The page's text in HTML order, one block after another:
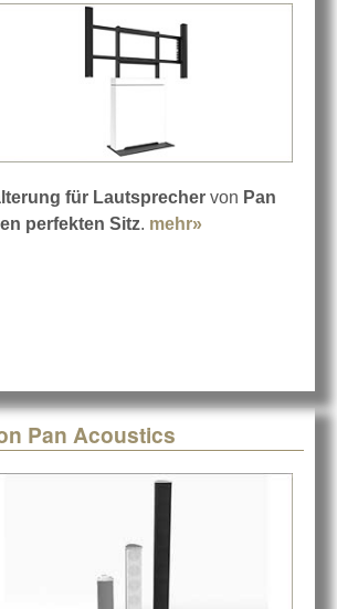
für Lautsprecher von Pan
perfekten Sitz. mehr»
Pan Acoustics